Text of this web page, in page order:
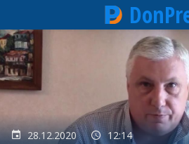
Перейти
к
основному
содержанию
28.12.2020 12:14